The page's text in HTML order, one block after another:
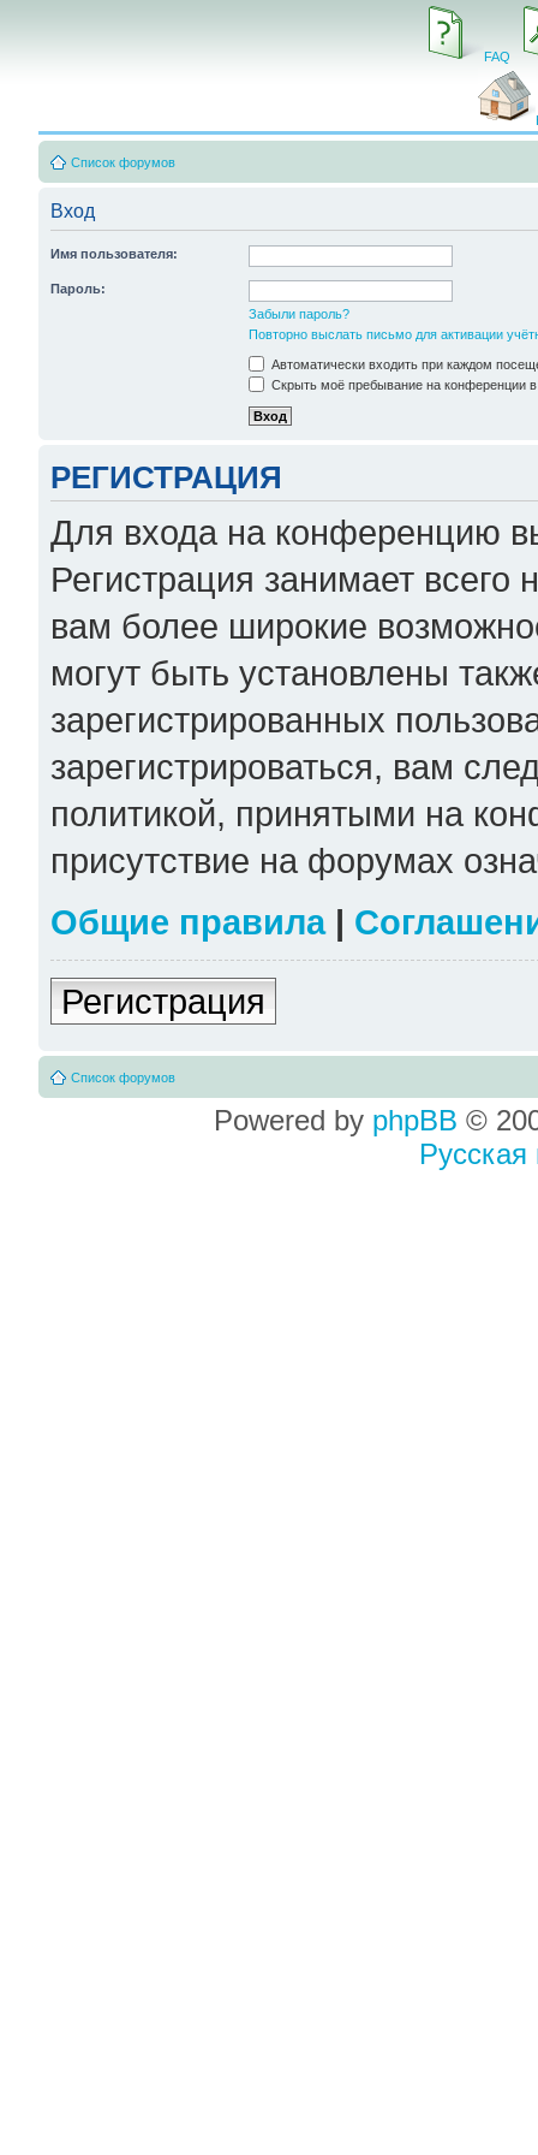
FAQ
Список форумов
Вход
Имя пользователя:
Пароль:
Забыли пароль?
Повторно выслать письмо для активации
Автоматически входить при каждом
Скрыть моё пребывание на конференции в
РЕГИСТРАЦИЯ
Для входа на конференцию
Регистрация занимает всего
вам более широкие
могут быть установлены
зарегистрированных
зарегистрироваться, вам
политикой, принятыми на
присутствие на форумах
Общие правила|
Регистрация
Список форумов
Powered by phpBB ©